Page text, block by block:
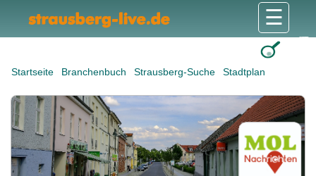
Startseite Branchenbuch Strausberg-Suche Stadtplan
☰